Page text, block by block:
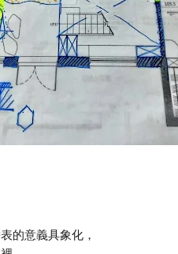
的意義具象化，